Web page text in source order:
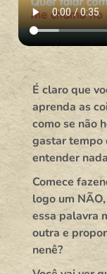
É claro que
aprenda as
como se não
gastar tempo
entender
Comece
logo um
essa palavra
outra e
nenê?